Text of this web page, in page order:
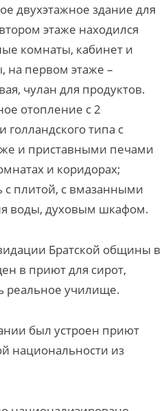
двухэтажное здание для
этаже находился
комнаты, кабинет и
на первом этаже –
чулан для продуктов.
отопление с 2
типа с
и приставными печами
и коридорах;
с плитой, с вмазанными
воды, духовым шкафом.
Братской общины в
в приют для сирот,
реальное училище.
был устроен приют
национальности из